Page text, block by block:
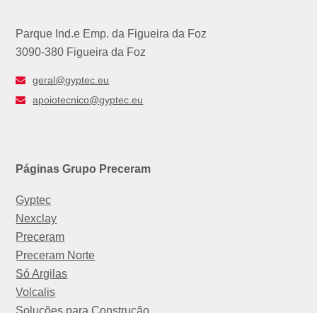
Parque Ind.e Emp. da Figueira da Foz
3090-380 Figueira da Foz
geral@gyptec.eu
apoiotecnico@gyptec.eu
Páginas Grupo Preceram
Gyptec
Nexclay
Preceram
Preceram Norte
Só Argilas
Volcalis
Soluções para Construção